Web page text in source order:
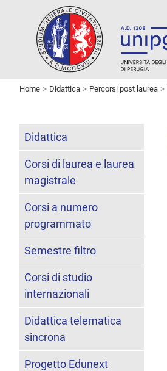
Home Didattica Percorsi post laurea
Didattica
Corsi di laurea e laurea
magistrale
Corsi a numero
programmato
Semestre filtro
Corsi di studio
internazionali
Didattica telematica
sincrona
Progetto Edunext